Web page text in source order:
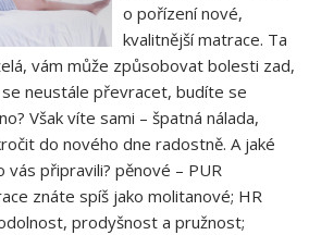
o pořízení nové,
kvalitnější matrace. Ta
vám může způsobovat bolesti zad,
neustále převracet, budíte se
Však víte sami – špatná nálada,
do nového dne radostně. A jaké
připravili? pěnové – PUR
znáte spíš jako molitanové; HR
prodyšnost a pružnost;